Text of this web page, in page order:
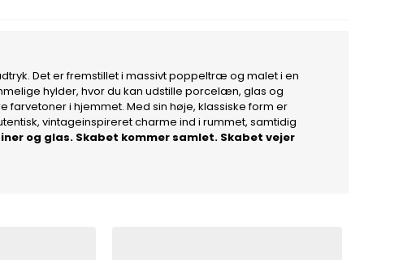
Det er fremstillet i massivt poppeltræ og malet i en
hylder, hvor du kan udstille porcelæn, glas og
i hjemmet. Med sin høje, klassiske form er
vintageinspireret charme ind i rummet, samtidig
finer og glas. Skabet kommer samlet. Skabet vejer